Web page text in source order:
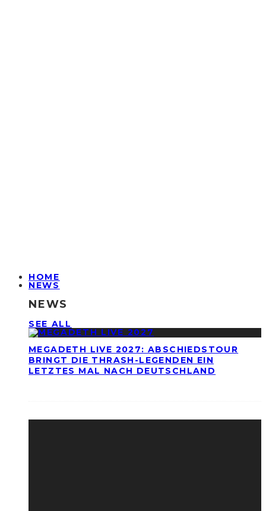
HOME
NEWS
NEWS
SEE ALL
MEGADETH LIVE 2027: ABSCHIEDSTOUR
BRINGT DIE THRASH-LEGENDEN EIN
LETZTES MAL NACH DEUTSCHLAND